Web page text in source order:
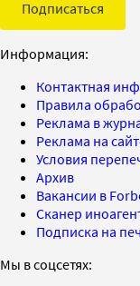
Подписаться
Информация:
Контактная
Правила
Реклама в
Реклама на
Условия
Архив
Вакансии в
Сканер
Подписка на
Мы в соцсетях: